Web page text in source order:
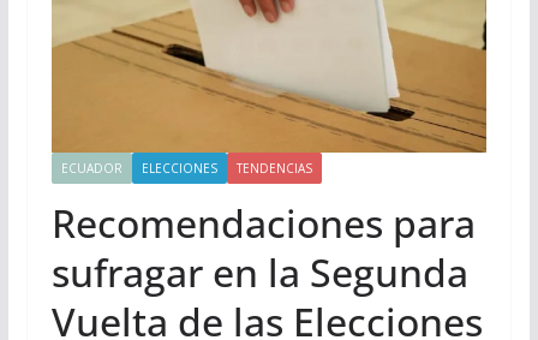
ECUADOR ELECCIONES TENDENCIAS
Recomendaciones para
sufragar en la Segunda
Vuelta de las Elecciones